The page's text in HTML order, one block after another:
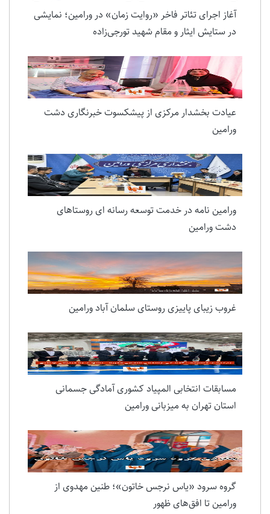
آغاز اجرای تئاتر فاخر «روایت زمان» در ورامین؛ نمایشی
در ستایش ایثار و مقام شهید تورجی‌زاده
عیادت بخشدار مرکزی از پیشکسوت خبرنگاری دشت
ورامین
ورامین نامه در خدمت توسعه رسانه ای روستاهای
دشت ورامین
غروب زیبای پاییزی روستای سلمان آباد ورامین
مسابقات انتخابی المپیاد کشوری آمادگی جسمانی
استان تهران به میزبانی ورامین
گروه سرود «یاس نرجس خاتون»؛ طنین مهدوی از
ورامین تا افق‌های ظهور